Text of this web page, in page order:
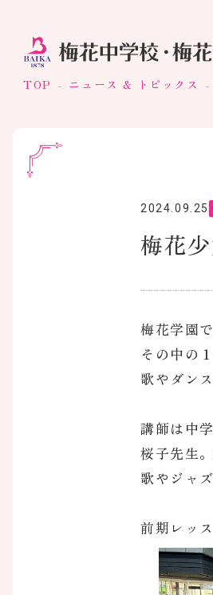
TOP ニュース & トピックス
2024.09.25
梅花
梅花学園
その中の
歌やダン
講師は中
桜子先生
歌やジャ
前期レッ